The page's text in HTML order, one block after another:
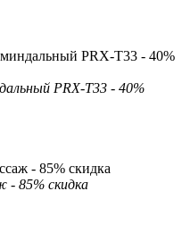
PRX-T33 - 40%
- 85% скидка